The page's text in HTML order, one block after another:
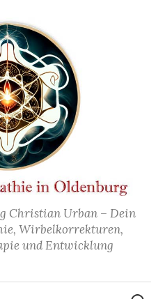
Christian Urban – Dein
Wirbelkorrekturen,
und Entwicklung
Suchen